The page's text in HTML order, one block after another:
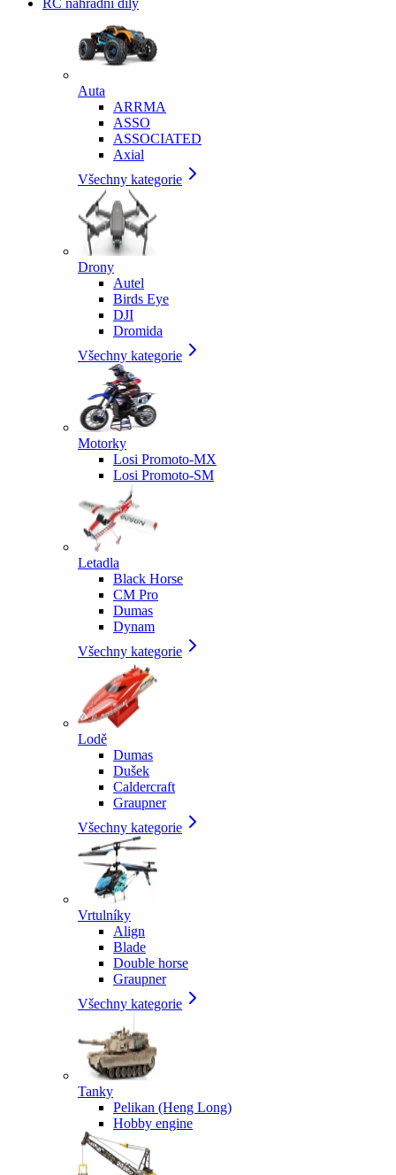
RC náhradní díly
Auta
ARRMA
ASSO
ASSOCIATED
Axial
Všechny kategorie
Drony
Autel
Birds Eye
DJI
Dromida
Všechny kategorie
Motorky
Losi Promoto-MX
Losi Promoto-SM
Letadla
Black Horse
CM Pro
Dumas
Dynam
Všechny kategorie
Lodě
Dumas
Dušek
Caldercraft
Graupner
Všechny kategorie
Vrtulníky
Align
Blade
Double horse
Graupner
Všechny kategorie
Tanky
Pelikan (Heng Long)
Hobby engine